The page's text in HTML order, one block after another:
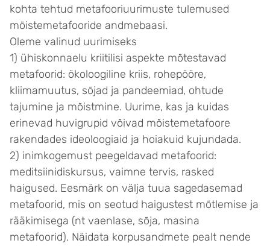
kohta tehtud metafooriuurimuste tulemused
mõistemetafooride andmebaasi.
Oleme valinud uurimiseks
1) ühiskonnaelu kriitilisi aspekte mõtestavad
metafoorid: ökoloogiline kriis, rohepööre,
kliimamuutus, sõjad ja pandeemiad, ohtude
tajumine ja mõistmine. Uurime, kas ja kuidas
erinevad huvigrupid võivad mõistemetafoore
rakendades ideoloogiaid ja hoiakuid kujundada.
2) inimkogemust peegeldavad metafoorid:
meditsiinidiskursus, vaimne tervis, rasked
haigused. Eesmärk on välja tuua sagedasemad
metafoorid, mis on seotud haigustest mõtlemise ja
rääkimisega (nt vaenlase, sõja, masina
metafoorid). Näidata korpusandmete pealt nende